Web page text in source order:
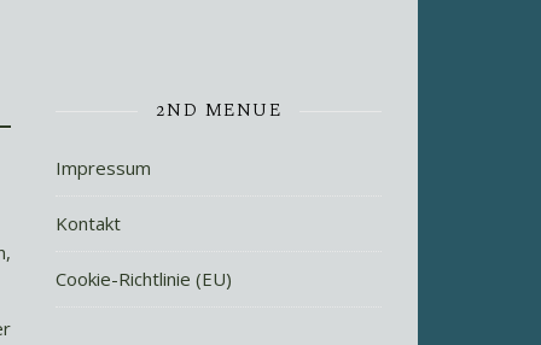
2ND MENUE
Impressum
Kontakt
Cookie-Richtlinie (EU)